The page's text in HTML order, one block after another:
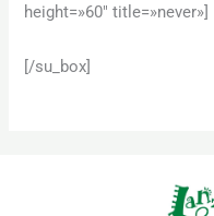
height=»60″ title=»never»]
[/su_box]